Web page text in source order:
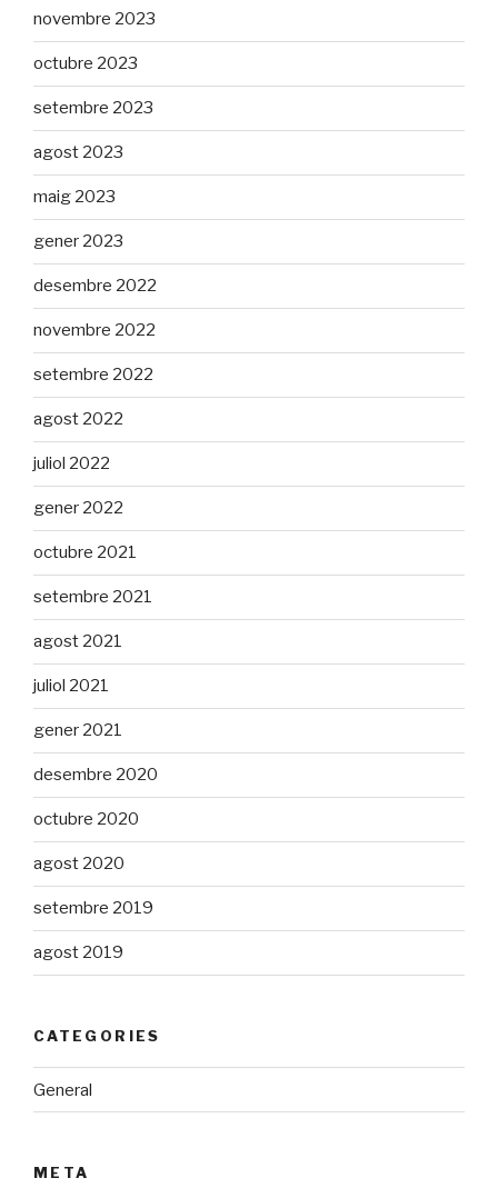
novembre 2023
octubre 2023
setembre 2023
agost 2023
maig 2023
gener 2023
desembre 2022
novembre 2022
setembre 2022
agost 2022
juliol 2022
gener 2022
octubre 2021
setembre 2021
agost 2021
juliol 2021
gener 2021
desembre 2020
octubre 2020
agost 2020
setembre 2019
agost 2019
CATEGORIES
General
META